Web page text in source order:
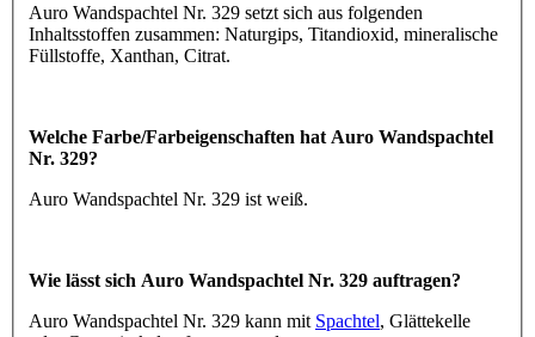
Auro Wandspachtel Nr. 329 setzt sich aus folgenden
Inhaltsstoffen zusammen: Naturgips, Titandioxid, mineralische
Füllstoffe, Xanthan, Citrat.
Welche Farbe/Farbeigenschaften hat Auro Wandspachtel
Nr. 329?
Auro Wandspachtel Nr. 329 ist weiß.
Wie lässt sich Auro Wandspachtel Nr. 329 auftragen?
Auro Wandspachtel Nr. 329 kann mit Spachtel, Glättekelle